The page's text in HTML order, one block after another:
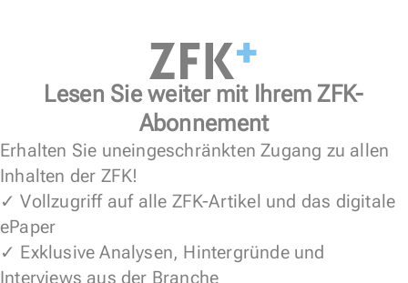
Lesen Sie weiter mit Ihrem ZFK-
Abonnement
Erhalten Sie uneingeschränkten Zugang zu allen
Inhalten der ZFK!
✓ Vollzugriff auf alle ZFK-Artikel und das digitale
ePaper
✓ Exklusive Analysen, Hintergründe und
Interviews aus der Branche